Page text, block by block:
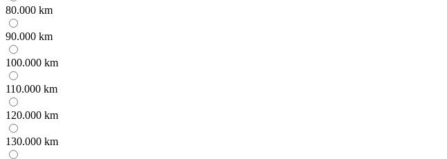
80.000 km
90.000 km
100.000 km
110.000 km
120.000 km
130.000 km